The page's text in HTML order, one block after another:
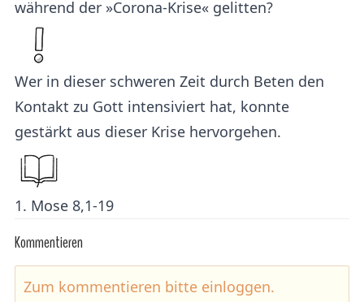
während der »Corona-Krise« gelitten?
Wer in dieser schweren Zeit durch Beten den
Kontakt zu Gott intensiviert hat, konnte
gestärkt aus dieser Krise hervorgehen.
1. Mose 8,1-19
Kommentieren
Zum kommentieren bitte einloggen.